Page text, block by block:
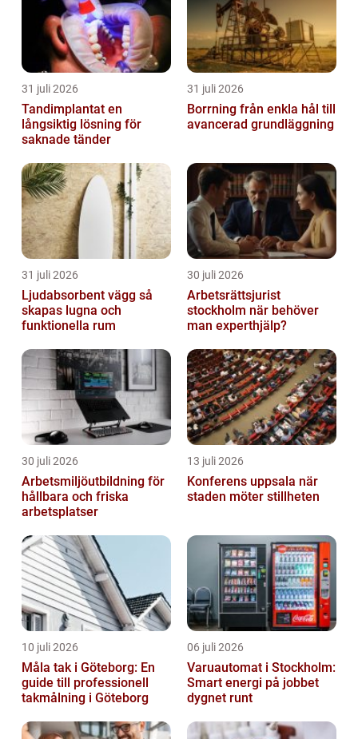
31 juli 2026
Tandimplantat en
långsiktig lösning för
saknade tänder
31 juli 2026
Borrning från enkla hål till
avancerad grundläggning
31 juli 2026
Ljudabsorbent vägg så
skapas lugna och
funktionella rum
30 juli 2026
Arbetsrättsjurist
stockholm när behöver
man experthjälp?
30 juli 2026
Arbetsmiljöutbildning för
hållbara och friska
arbetsplatser
13 juli 2026
Konferens uppsala när
staden möter stillheten
10 juli 2026
Måla tak i Göteborg: En
guide till professionell
takmålning i Göteborg
06 juli 2026
Varuautomat i Stockholm:
Smart energi på jobbet
dygnet runt